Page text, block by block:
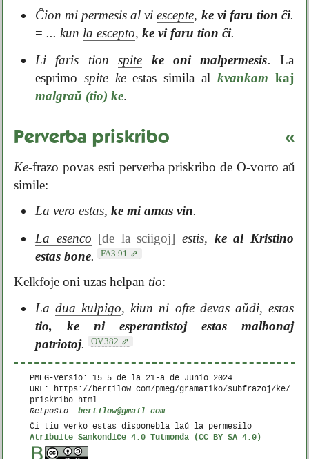
Ĉion mi permesis al viescepte, ke vi faru tion ĉi.
= ... kun la escepto, ke vi faru tion ĉi.
Li faris tionspite ke oni malpermesis. La
esprimo spite keestas simila alkvankam kaj
malgraŭ (tio) ke.
Perverba priskribo «
Ke-frazo povas esti perverba priskribo de O-vorto aŭ
simile:
La vero estas, ke mi amas vin.
La esenco [de la sciigoj] estis, ke al Kristino
estas bone. FA3.91
Kelkfoje oni uzas helpan tio:
Ladua kulpigo, kiun ni ofte devas aŭdi, estas
tio, ke ni esperantistoj estas malbonaj
patriotoj. OV.382
PMEG-versio: 15.5 de la 21-a de Junio 2024
URL: https://bertilow.com/pmeg/gramatiko/subfrazoj/ke/
priskribo.html
Retpoŝto:bertilow@gmail.com
Ĉi tiu verko estas disponebla laŭ la permesilo
Atribuite-Samkondiĉe 4.0 Tutmonda (CC BY-SA 4.0)